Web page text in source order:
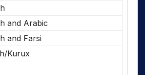
and Arabic
and Farsi
Kurux